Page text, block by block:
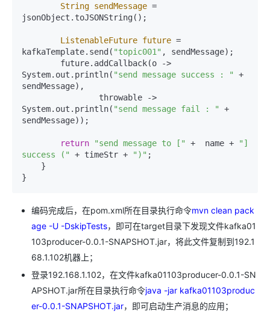
String sendMessage =
jsonObject.toJSONString();
ListenableFuture future =
kafkaTemplate.send( "topic001" , sendMessage);
System.out.println( "send message success : "
+
sendMessage),
System.out.println( "send message fail : "
+
sendMessage));
return "send message to [" +  name +
"]
success ("
+ timeStr + ")" ;
编码完成后，在pom.xml所在目录执行命令mvn clean pack
age -U -DskipTests，即可在target目录下发现文件kafka01
103producer-0.0.1-SNAPSHOT.jar，将此文件复制到192.1
68.1.102机器上；
登录192.168.1.102，在文件kafka01103producer-0.0.1-SN
APSHOT.jar所在目录执行命令java -jar kafka01103produc
er-0.0.1-SNAPSHOT.jar，即可启动生产消息的应用；